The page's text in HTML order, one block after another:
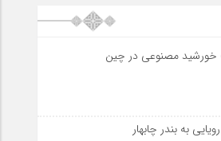
مصنوعی در چین
به بندر چابهار